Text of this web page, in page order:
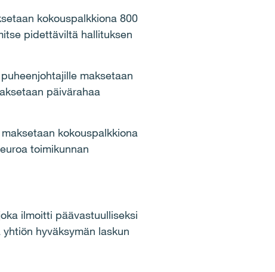
kokouspalkkiona 800
pidettäviltä hallituksen
maksetaan
päivärahaa
kokouspalkkiona
toimikunnan
ilmoitti päävastuulliseksi
hyväksymän laskun